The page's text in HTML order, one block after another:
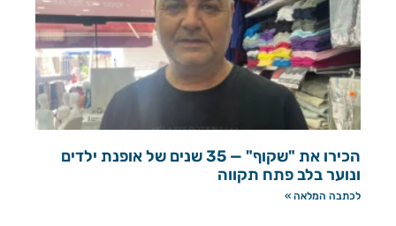
הכירו את "שקוף" — 35 שנים של אופנת ילדים
ונוער בלב פתח תקווה
לכתבה המלאה »